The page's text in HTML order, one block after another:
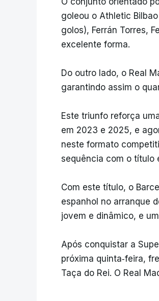
goleou o Athletic
golos), Ferrán Torres,
excelente forma.
Do outro lado, o Real
garantindo assim o
Este triunfo reforça
em 2023 e 2025, e
neste formato
sequência com o título
Com este título, o
espanhol no arranque
jovem e dinâmico, e
Após conquistar a
próxima quinta‑feira,
Taça do Rei. O Real